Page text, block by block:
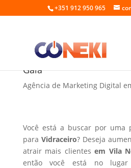
+351 912 950 965
Criar site para
Gaia
Agência de Marketing Digital
Você está a buscar por uma
paraVidraceiro? Deseja
atrair mais clientesem Vila
então você está no